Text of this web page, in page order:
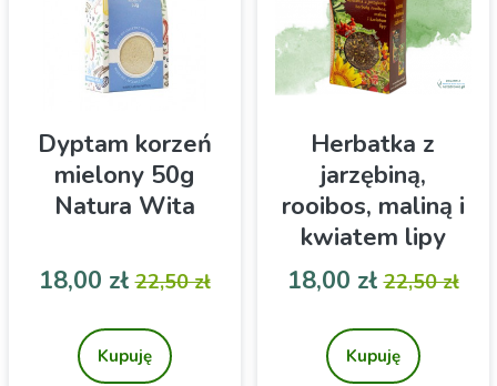
profilu smakowym.
Dyptam korzeń
mielony 50g
Natura Wita
jednoskładnikowy dyptam
mielony to aromatyczna
przyprawa, która wzbogaci
Cena
18,00 złCena podstawowa
22,50 zł
Kupuję
Herbatka z
jarzębiną,
rooibos, maliną i
kwiatem lipy
100g NATURA
WITA
Herbatka z jarzębiną,
rooibos, maliną i kwiatem
lipy 100g
Cena
18,00 złCena
22,50 zł
Kupuję